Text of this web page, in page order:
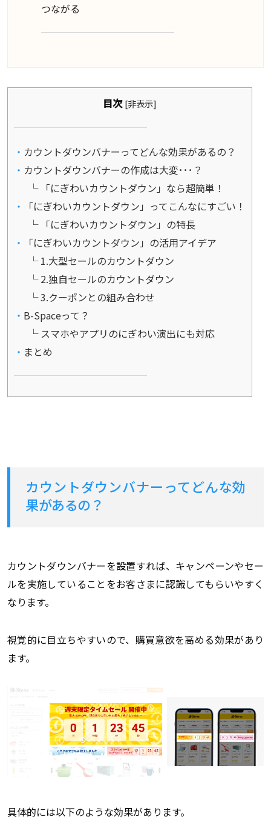
つながる
目次 [非表示]
カウントダウンバナーってどんな効果があるの？
カウントダウンバナーの作成は大変･･･？
「にぎわいカウントダウン」なら超簡単！
「にぎわいカウントダウン」ってこんなにすごい！
「にぎわいカウントダウン」の特長
「にぎわいカウントダウン」の活用アイデア
1.大型セールのカウントダウン
2.独自セールのカウントダウン
3.クーポンとの組み合わせ
B-Spaceって？
スマホやアプリのにぎわい演出にも対応
まとめ
カウントダウンバナーってどんな効
果があるの？
カウントダウンバナーを設置すれば、キャンペーンやセー
ルを実施していることをお客さまに認識してもらいやすく
なります。
視覚的に目立ちやすいので、購買意欲を高める効果があり
ます。
具体的には以下のような効果があります。